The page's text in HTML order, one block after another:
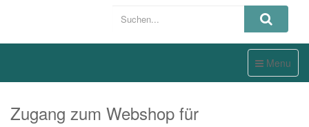
Toggle
navigation
Menu
Zugang zum Webshop für